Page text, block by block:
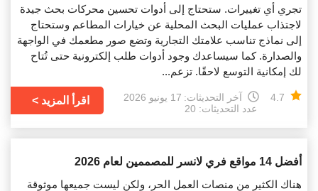
تجري أي تغييرات. ستحتاج إلى أدوات تحسين محركات بحث جيدة
لاجتذاب عمليات البحث المحلية عن خيارات المطاعم وستحتاج
إلى نماذج تناسب علامتك التجارية وتضع صور مطعمك في الواجهة
والصدارة. كما سيساعدك وجود أدوات طلب إلكترونية حتى تُتاح
لك إمكانية التوسع لاحقًا. تزعم...
4.7 آخر التحديثات: 17 يونيو 2026
عدد التحديثات: 20
اقرأ المزيد
أفضل 14 مواقع فري لانسر للمصممين لعام 2026
هناك الكثير من منصات العمل الحر، ولكن ليست جميعها موثوقة